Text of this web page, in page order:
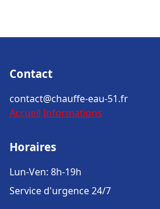
Contact
contact@chauffe-eau-51.fr
Accueil Informations
Horaires
Lun-Ven: 8h-19h
Service d'urgence 24/7